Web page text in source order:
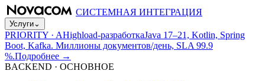
СИСТЕМНАЯ ИНТЕГРАЦИЯ
Услуги⌄
PRIORITY · AHighload-разработкаJava 17–21, Kotlin, Spring
Boot, Kafka. Миллионы документов/день, SLA 99.9
%.Подробнее →
BACKEND · ОСНОВНОЕ